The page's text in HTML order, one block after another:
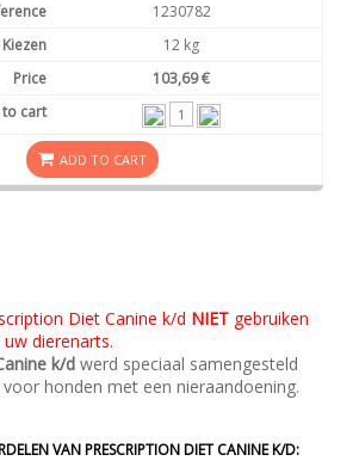
1230782
12 kg
103,69 €
ADD TO CART
Diet Canine k/d NIET gebruiken
dierenarts.
k/d werd speciaal samengesteld
honden met een nieraandoening.
VANPRESCRIPTION DIET CANINE K/D: